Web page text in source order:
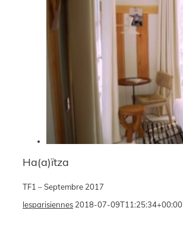
Ha(a)ïtza
TF1 – Septembre 2017
lesparisiennes 2018-07-09T11:25:34+00:00